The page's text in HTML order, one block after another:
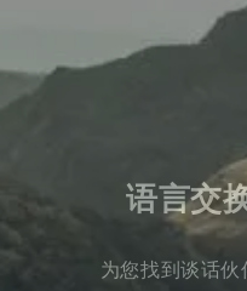
语言交
为您找到谈话